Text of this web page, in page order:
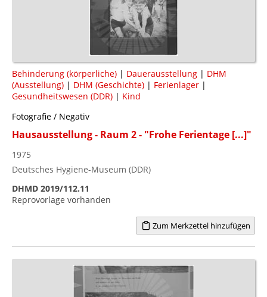
Behinderung (körperliche) | Dauerausstellung | DHM
(Ausstellung) | DHM (Geschichte) | Ferienlager |
Gesundheitswesen (DDR) | Kind
Fotografie / Negativ
Hausausstellung - Raum 2 - "Frohe Ferientage [...]"
1975
Deutsches Hygiene-Museum (DDR)
DHMD 2019/112.11
Reprovorlage vorhanden
Zum Merkzettel hinzufügen